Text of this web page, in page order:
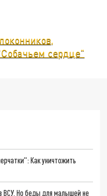
сердце"
Как уничтожить
ВСУ. Но беды для малышей не